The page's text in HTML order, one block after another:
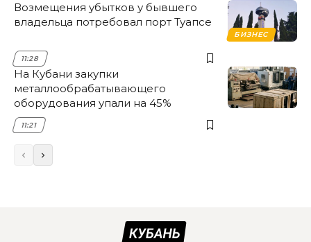
БИЗНЕС
Возмещения убытков у бывшего
владельца потребовал порт Туапсе
11:28
На Кубани закупки
металлообрабатывающего
оборудования упали на 45%
11:21